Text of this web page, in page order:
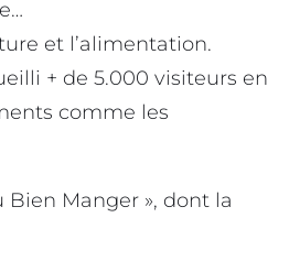
et l’alimentation.
+ de 5.000 visiteurs en
comme les
Bien Manger », dont la